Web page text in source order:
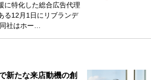
に特化した総合広告代理
る12月1日にリブランデ
社はホー…
新たな来店動機の創